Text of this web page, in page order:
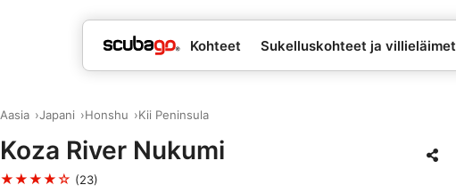
Kohteet Sukelluskohteet ja villieläimet
Aasia Japani Honshu Kii Peninsula
Koza River Nukumi
★★★★☆ (23)